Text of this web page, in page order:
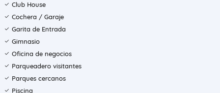
Club House
Cochera / Garaje
Garita de Entrada
Gimnasio
Oficina de negocios
Parqueadero visitantes
Parques cercanos
Piscina